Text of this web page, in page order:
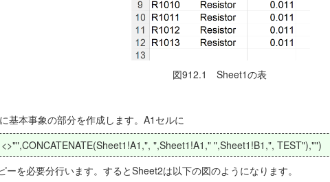
図912.1 Sheet1の表
基本事象の部分を作成します。A1セルに
",Sheet1!A1," ",Sheet1!B1,", TEST"),"")
ーを必要分行います。するとSheet2は以下の図のようになります。